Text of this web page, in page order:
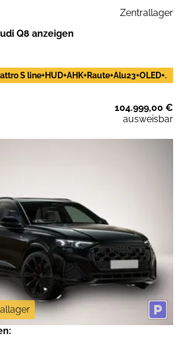
Zentrallager
Q8 anzeigen
S line+HUD+AHK+Raute+Alu23+OLED+.
104.999,00 €
ausweisbar